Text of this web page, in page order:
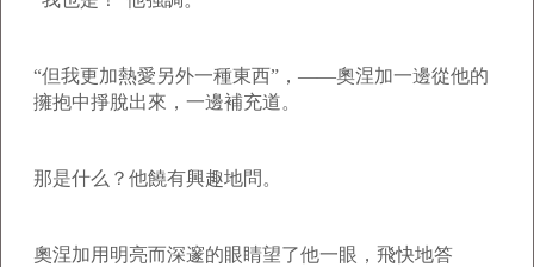
“但我更加熱愛另外一種東西”，——奧涅加一邊從他的
擁抱中掙脫出來，一邊補充道。
那是什么？他饒有興趣地問。
奧涅加用明亮而深邃的眼睛望了他一眼，飛快地答